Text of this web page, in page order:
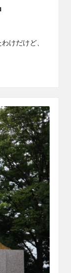
けだけど、